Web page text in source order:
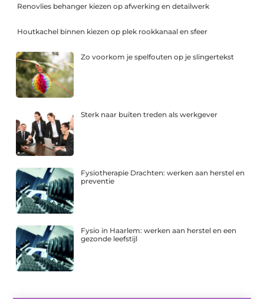
Renovlies behanger kiezen op afwerking en detailwerk
Houtkachel binnen kiezen op plek rookkanaal en sfeer
Zo voorkom je spelfouten op je slingertekst
Sterk naar buiten treden als werkgever
Fysiotherapie Drachten: werken aan herstel en
preventie
Fysio in Haarlem: werken aan herstel en een
gezonde leefstijl